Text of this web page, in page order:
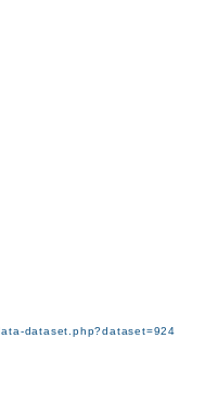
dataset.php?dataset=924